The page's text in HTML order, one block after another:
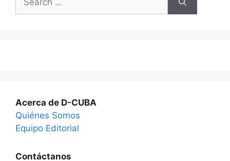
for:
Acerca de D-CUBA
Quiénes Somos
Equipo Editorial
Contáctanos